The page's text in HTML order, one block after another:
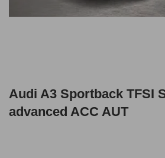
Audi A3 Sportback TFSI
advanced ACC AUT